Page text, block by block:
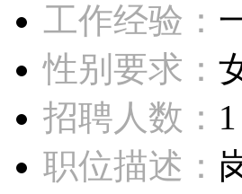
工作经验：
性别要求：
招聘人数：
职位描述：